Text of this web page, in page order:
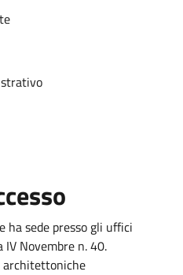
ha sede presso gli uffici
IV Novembre n. 40.
architettoniche